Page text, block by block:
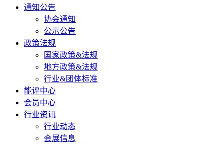
通知公告
协会通知
公示公告
政策法规
国家政策&法规
地方政策&法规
行业&团体标准
能评中心
会员中心
行业资讯
行业动态
会展信息